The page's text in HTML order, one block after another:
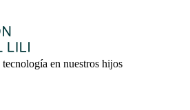
en nuestros hijos